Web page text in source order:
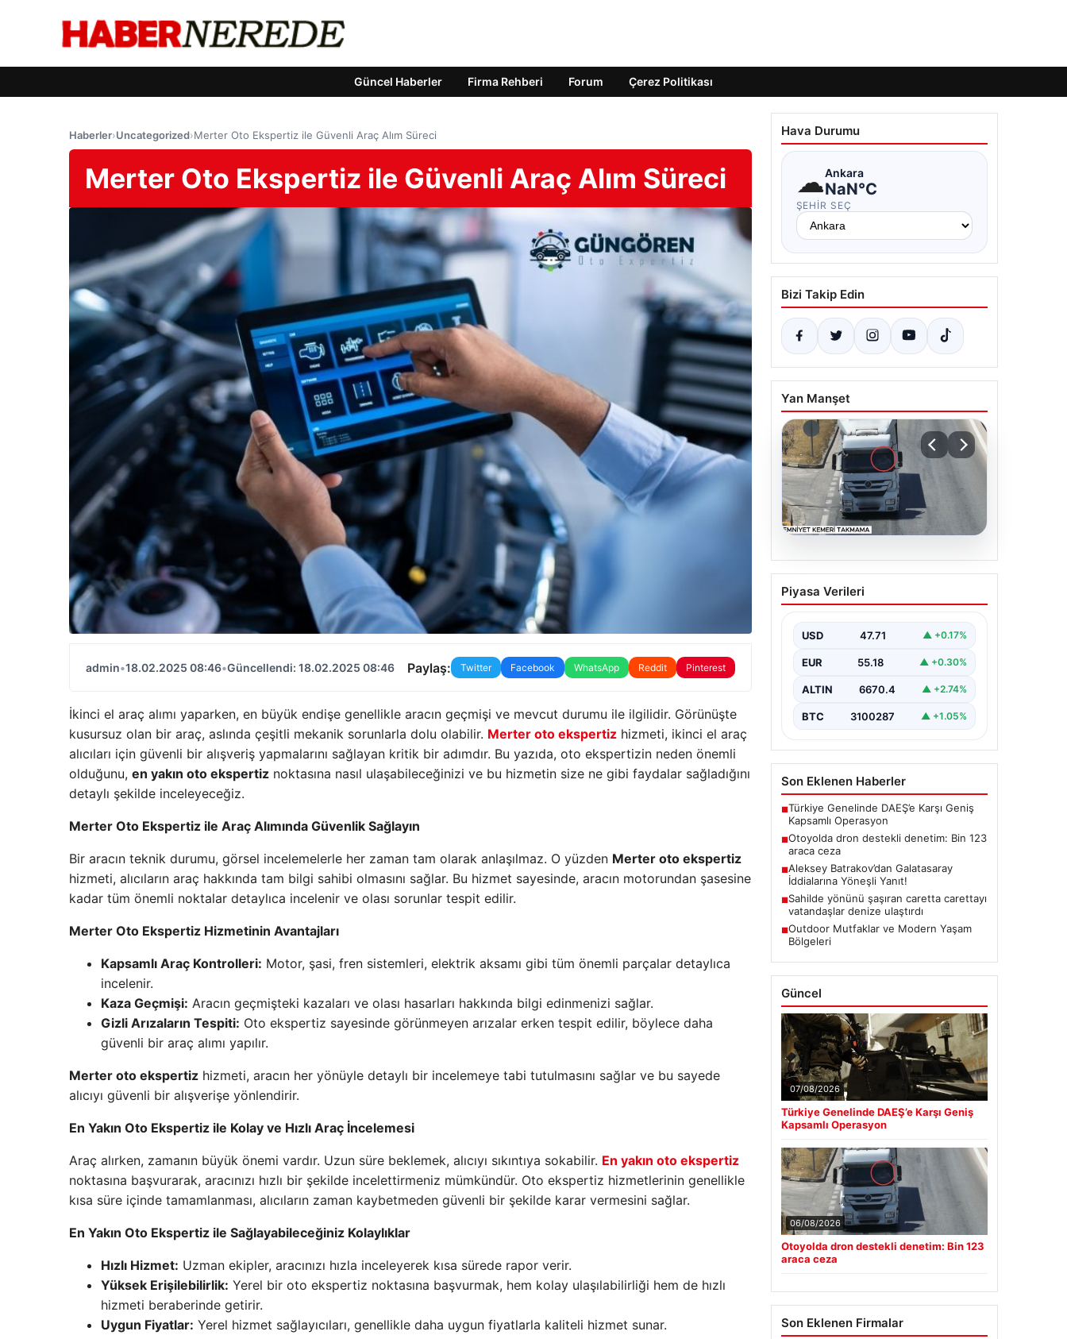
Güncel Haberler Firma Rehberi Forum Çerez Politikası
Haberler›Uncategorized›Merter Oto Ekspertiz ile Güvenli Araç Alım Süreci
Merter Oto Ekspertiz ile Güvenli Araç Alım Süreci
admin•18.02.2025 08:46•Güncellendi: 18.02.2025 08:46 Paylaş: Twitter Facebook WhatsApp Reddit Pinterest
İkinci el araç alımı yaparken, en büyük endişe genellikle aracın geçmişi ve mevcut durumu ile ilgilidir. Görünüşte
kusursuz olan bir araç, aslında çeşitli mekanik sorunlarla dolu olabilir. Merter oto ekspertiz hizmeti, ikinci el araç
alıcıları için güvenli bir alışveriş yapmalarını sağlayan kritik bir adımdır. Bu yazıda, oto ekspertizin neden önemli
olduğunu, en yakın oto ekspertiz noktasına nasıl ulaşabileceğinizi ve bu hizmetin size ne gibi faydalar sağladığını
detaylı şekilde inceleyeceğiz.
Merter Oto Ekspertiz ile Araç Alımında Güvenlik Sağlayın
Bir aracın teknik durumu, görsel incelemelerle her zaman tam olarak anlaşılmaz. O yüzden Merter oto ekspertiz
hizmeti, alıcıların araç hakkında tam bilgi sahibi olmasını sağlar. Bu hizmet sayesinde, aracın motorundan şasesine
kadar tüm önemli noktalar detaylıca incelenir ve olası sorunlar tespit edilir.
Merter Oto Ekspertiz Hizmetinin Avantajları
Kapsamlı Araç Kontrolleri: Motor, şasi, fren sistemleri, elektrik aksamı gibi tüm önemli parçalar detaylıca
incelenir.
Kaza Geçmişi: Aracın geçmişteki kazaları ve olası hasarları hakkında bilgi edinmenizi sağlar.
Gizli Arızaların Tespiti: Oto ekspertiz sayesinde görünmeyen arızalar erken tespit edilir, böylece daha
güvenli bir araç alımı yapılır.
Merter oto ekspertiz hizmeti, aracın her yönüyle detaylı bir incelemeye tabi tutulmasını sağlar ve bu sayede
alıcıyı güvenli bir alışverişe yönlendirir.
En Yakın Oto Ekspertiz ile Kolay ve Hızlı Araç İncelemesi
Araç alırken, zamanın büyük önemi vardır. Uzun süre beklemek, alıcıyı sıkıntıya sokabilir. En yakın oto ekspertiz
noktasına başvurarak, aracınızı hızlı bir şekilde incelettirmeniz mümkündür. Oto ekspertiz hizmetlerinin genellikle
kısa süre içinde tamamlanması, alıcıların zaman kaybetmeden güvenli bir şekilde karar vermesini sağlar.
En Yakın Oto Ekspertiz ile Sağlayabileceğiniz Kolaylıklar
Hızlı Hizmet: Uzman ekipler, aracınızı hızla inceleyerek kısa sürede rapor verir.
Yüksek Erişilebilirlik: Yerel bir oto ekspertiz noktasına başvurmak, hem kolay ulaşılabilirliği hem de hızlı
hizmeti beraberinde getirir.
Uygun Fiyatlar: Yerel hizmet sağlayıcıları, genellikle daha uygun fiyatlarla kaliteli hizmet sunar.
Hava Durumu
☁Ankara
NaN°C
ŞEHIR SEÇ
Bizi Takip Edin
Yan Manşet
Otoyolda dron destekli
denetim: Bin 123 araca
Piyasa Verileri
USD 47.71 ▲ +0.17%
EUR 55.18 ▲ +0.30%
ALTIN 6670.4 ▲ +2.74%
BTC 3100287 ▲ +1.05%
Son Eklenen Haberler
■Türkiye Genelinde DAEŞ’e Karşı Geniş
Kapsamlı Operasyon
■Otoyolda dron destekli denetim: Bin 123
araca ceza
■Aleksey Batrakov’dan Galatasaray
İddialarına Yöneşli Yanıt!
■Sahilde yönünü şaşıran caretta carettayı
vatandaşlar denize ulaştırdı
■Outdoor Mutfaklar ve Modern Yaşam
Bölgeleri
Güncel
07/08/2026
Türkiye Genelinde DAEŞ’e Karşı Geniş
Kapsamlı Operasyon
06/08/2026
Otoyolda dron destekli denetim: Bin 123
araca ceza
Son Eklenen Firmalar